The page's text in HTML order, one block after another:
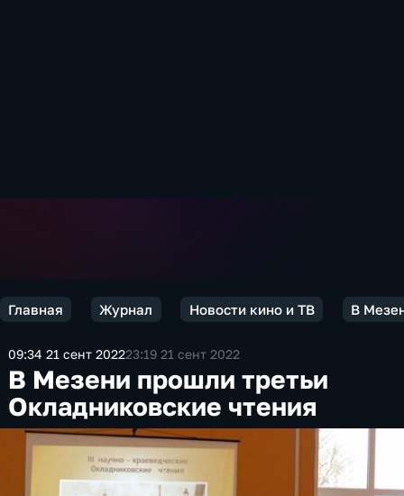
Главная Журнал Новости кино и ТВ В
09:34 21 сент 202223:19 21 сент 2022
В Мезени прошли третьи
Окладниковские чтения